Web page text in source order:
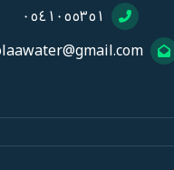
٠٥٤١٠٥٥٣٥١